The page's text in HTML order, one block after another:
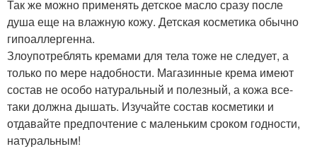
Так же можно применять детское масло сразу после
душа еще на влажную кожу. Детская косметика обычно
гипоаллергенна.
Злоупотреблять кремами для тела тоже не следует, а
только по мере надобности. Магазинные крема имеют
состав не особо натуральный и полезный, а кожа все-
таки должна дышать. Изучайте состав косметики и
отдавайте предпочтение с маленьким сроком годности,
натуральным!